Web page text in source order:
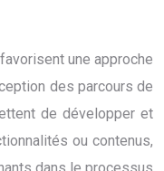
une approche
des parcours de
de développer et
ou contenus,